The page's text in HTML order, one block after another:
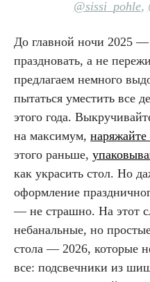
@sissi_pohle,
До главной ночи 2025
праздновать, а не
предлагаем немного
пытаться уместить все
этого года.
на максимум, наряжайте
этого раньше,
как украсить стол. Но
оформление
— не страшно. На этот
небанальные, но
стола — 2026, которые
все: подсвечники из